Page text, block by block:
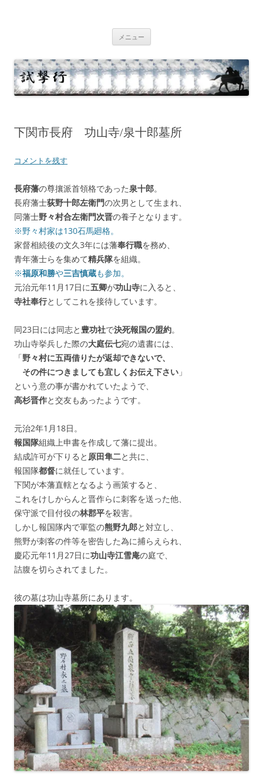
キ
ッ
プ
メニュー
下関市長府 功山寺/泉十郎墓所
コメントを残す
長府藩の尊攘派首領格であった泉十郎。
長府藩士荻野十郎左衛門の次男として生まれ、
同藩士野々村合左衛門次晋の養子となります。
※野々村家は130石馬廻格。
家督相続後の文久3年には藩奉行職を務め、
青年藩士らを集めて精兵隊を組織。
※福原和勝や三吉慎蔵も参加。
元治元年11月17日に五卿が功山寺に入ると、
寺社奉行としてこれを接待しています。
同23日には同志と 豊功社で決死報国の盟約。
功山寺挙兵した際の大庭伝七宛の遺書には、
「野々村に五両借りたが返却できないで、
その件につきましても宜しくお伝え下さい 」
という意の事が書かれていたようで、
高杉晋作と交友もあったようです。
元治2年1月18日。
報国隊組織上申書を作成して藩に提出。
結成許可が下りると 原田隼二と共に、
報国隊都督に就任しています。
下関が本藩直轄となるよう画策すると、
これをけしからんと晋作らに刺客を送った他、
保守派で目付役の林郡平を殺害。
しかし報国隊内で軍監の熊野九郎と対立し、
熊野が刺客の件等を密告した為に捕らえられ、
慶応元年11月27日に功山寺江雪庵の庭で、
詰腹を切らされてました。
彼の墓は功山寺墓所にあります。